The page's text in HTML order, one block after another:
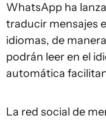
WhatsApp ha
traducir mensajes
idiomas, de
podrán leer en el
automática
La red social de